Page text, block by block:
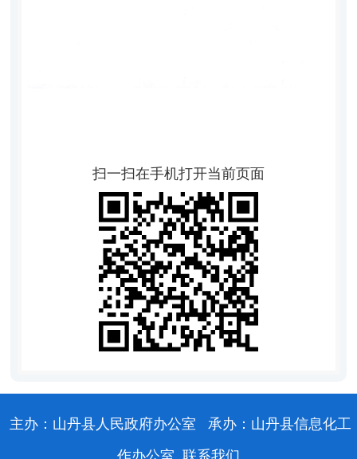
扫一扫在手机打开当前页面
主办：山丹县人民政府办公室
承办：山丹县信息化工
作办公室 联系我们